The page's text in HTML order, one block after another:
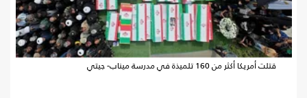
قتلت أمريكا أكثر من 160 تلميذة في مدرسة ميناب- جيتي